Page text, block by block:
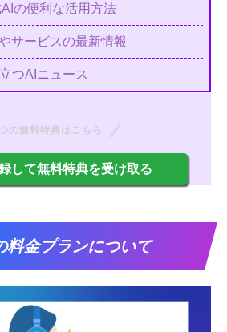
の便利な活用方法
サービスの最新情報
つAIニュース
の無料特典はこちら
して無料特典を受け取る
料金プランについて